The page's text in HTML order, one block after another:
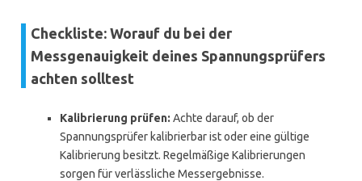
Checkliste: Worauf du bei der
Messgenauigkeit deines Spannungsprüfers
achten solltest
Kalibrierung prüfen: Achte darauf, ob der
Spannungsprüfer kalibrierbar ist oder eine gültige
Kalibrierung besitzt. Regelmäßige Kalibrierungen
sorgen für verlässliche Messergebnisse.